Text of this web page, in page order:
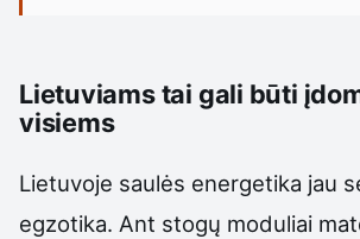
Lietuviams tai gali būti
visiems
Lietuvoje saulės energetika jau
egzotika. Ant stogų moduliai